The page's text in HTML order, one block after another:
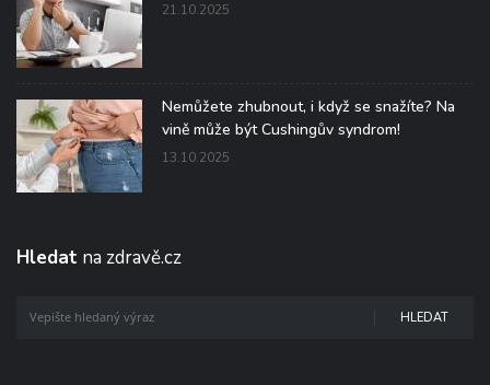
21.10.2025
Nemůžete zhubnout, i když se snažíte? Na
vině může být Cushingův syndrom!
13.10.2025
Hledat na zdravě.cz
HLEDAT